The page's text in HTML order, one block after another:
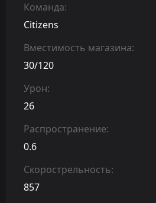
Команда:
Citizens
Вместимость магазина:
30/120
Урон:
26
Распространение:
0.6
Скорострельность:
857